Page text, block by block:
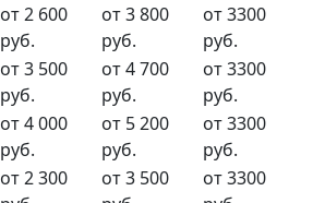
от 2 600
руб.
от 3 800
руб.
от 3300
руб.
от 3 500
руб.
от 4 700
руб.
от 3300
руб.
от 4 000
руб.
от 5 200
руб.
от 3300
руб.
от 2 300
от 3 500
от 3300